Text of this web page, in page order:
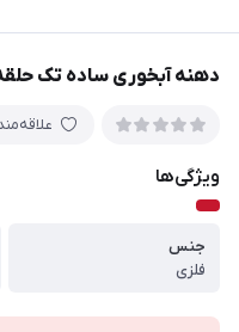
دهنه آبخوری ساده تک
ویژگی‌ها
جنس
فلزی